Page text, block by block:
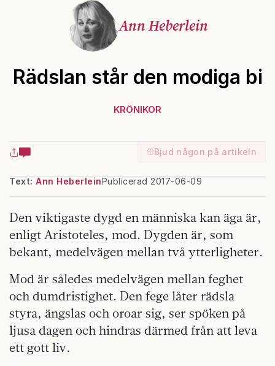
Ann Heberlein
Rädslan står den modiga bi
KRÖNIKOR
Bjud någon på artikeln
Text: Ann HeberleinPublicerad 2017-06-09
Den viktigaste dygd en människa kan äga är,
enligt Aristoteles, mod. Dygden är, som
bekant, medelvägen mellan två ytterligheter.
Mod är således medelvägen mellan feghet
och dumdristighet. Den fege låter rädsla
styra, ängslas och oroar sig, ser spöken på
ljusa dagen och hindras därmed från att leva
ett gott liv.